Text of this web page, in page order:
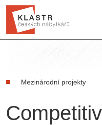
Mezinárodní projekty